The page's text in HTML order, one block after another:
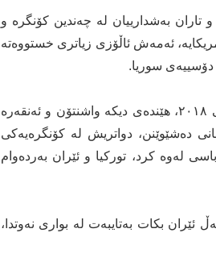
و تاران بەشدارییان لە چەندین کۆنگرە و
ئەمەش ئاڵۆزی زیاتری خستووەتە
دۆسییەی سوریا.
کاتێک تورکیا رایگەیاند، پابەند نابێت بە سزا نوێیەکانی ئەمریکا بۆ سەر ئێران لە ساڵی ٢٠١٨، هێندەی دیکە واشنتۆن و ئەنقەرە
دەشێوێنن، دواتریش لە کۆنگرەیەکی
رۆحانی سەرۆکی ئێران لە کۆتایی ٢٠١٨، ئەردۆغان باسی لەوە کرد، تورکیا و ئێران بەردەوام
ئێران بکات بەتایبەت لە بواری نەوتدا،